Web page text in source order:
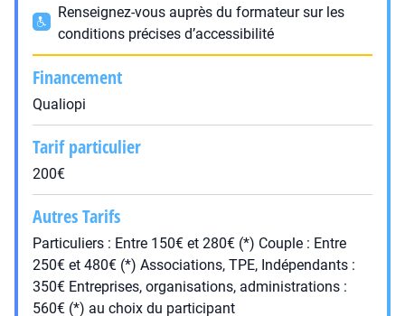
Renseignez-vous auprès du formateur sur les
conditions précises d’accessibilité
Financement
Qualiopi
Tarif particulier
200€
Autres Tarifs
Particuliers : Entre 150€ et 280€ (*) Couple : Entre
250€ et 480€ (*) Associations, TPE, Indépendants :
350€ Entreprises, organisations, administrations :
560€ (*) au choix du participant